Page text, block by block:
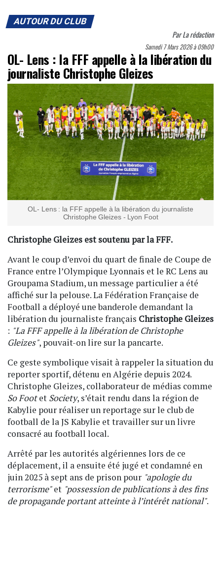
AUTOUR DU CLUB
ParLa rédaction
Samedi 7 Mars 2026 à 09h00
OL- Lens : la FFF appelle à la libération du
journaliste Christophe Gleizes
OL- Lens : la FFF appelle à la libération du journaliste
Christophe Gleizes - Lyon Foot
Christophe Gleizes est soutenu par la FFF.
Avant le coup d’envoi du quart de finale de Coupe de
France entre l’Olympique Lyonnais et le RC Lens au
Groupama Stadium, un message particulier a été
affiché sur la pelouse. La Fédération Française de
Football a déployé une banderole demandant la
libération du journaliste français Christophe Gleizes
: "La FFF appelle à la libération de Christophe
Gleizes", pouvait-on lire sur la pancarte.
Ce geste symbolique visait à rappeler la situation du
reporter sportif, détenu en Algérie depuis 2024.
Christophe Gleizes, collaborateur de médias comme
So Footet Society, s’était rendu dans la région de
Kabylie pour réaliser un reportage sur le club de
football de la JS Kabylie et travailler sur un livre
consacré au football local.
Arrêté par les autorités algériennes lors de ce
déplacement, il a ensuite été jugé et condamné en
juin 2025 à sept ans de prison pour "apologie du
terrorisme"et "possession de publications à des fins
de propagande portant atteinte à l’intérêt national".